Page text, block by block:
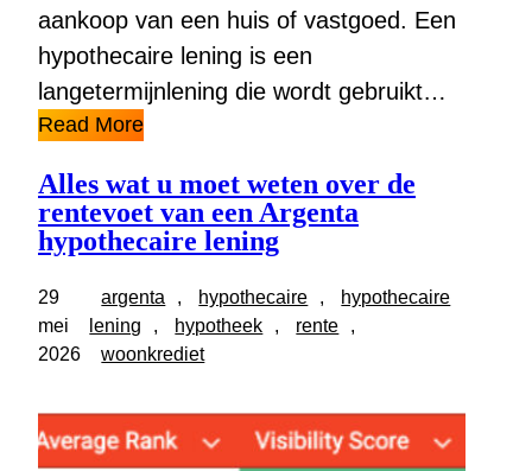
aankoop van een huis of vastgoed. Een
hypothecaire lening is een
langetermijnlening die wordt gebruikt…
Read More
Alles wat u moet weten over de
rentevoet van een Argenta
hypothecaire lening
29
mei
2026
argenta , hypothecaire ,
hypothecaire
lening
, hypotheek , rente
woonkrediet